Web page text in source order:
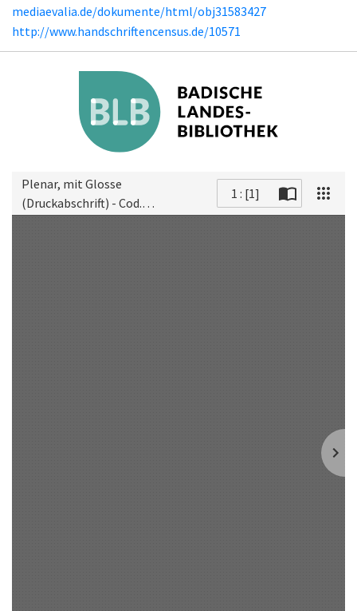
mediaevalia.de/dokumente/html/obj31583427
http://www.handschriftencensus.de/10571
Plenar, mit Glosse
(Druckabschrift) - Cod.
1 : [1]